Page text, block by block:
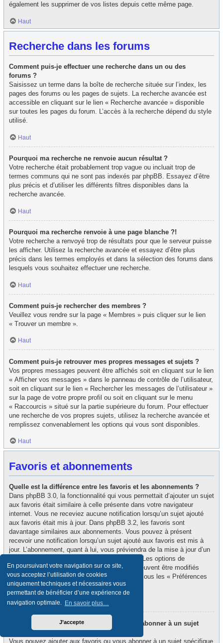
En poursuivant votre navigation sur ce site,
vous acceptez l’utilisation de cookies
uniquement techniques et nécessaires vous
permettant de bénéficier d’une expérience de
navigation optimale. En savoir plus…
J’accepte
également les supprimer de vos listes depuis cette même page.
Haut
Recherche dans les forums
Comment puis-je effectuer une recherche dans un ou des
forums ?
Saisissez un terme dans la boîte de recherche située sur l’index, les
pages des forums ou les pages de sujets. La recherche avancée est
accessible en cliquant sur le lien « Recherche avancée » disponible
sur toutes les pages du forum. L’accès à la recherche dépend du style
utilisé.
Haut
Pourquoi ma recherche ne renvoie aucun résultat ?
Votre recherche était probablement trop vague ou incluait trop de
termes communs qui ne sont pas indexés par phpBB. Essayez d’être
plus précis et d’utiliser les différents filtres disponibles dans la
recherche avancée.
Haut
Pourquoi ma recherche renvoie à une page blanche ?!
Votre recherche a renvoyé trop de résultats pour que le serveur puisse
les afficher. Utilisez la recherche avancée et essayez d’être plus
précis dans les termes employés et dans la sélection des forums dans
lesquels vous souhaitez effectuer une recherche.
Haut
Comment puis-je rechercher des membres ?
Veuillez vous rendre sur la page « Membres » puis cliquer sur le lien
« Trouver un membre ».
Haut
Comment puis-je retrouver mes propres messages et sujets ?
Vos propres messages peuvent être affichés soit en cliquant sur le lien
« Afficher vos messages » dans le panneau de contrôle de l’utilisateur,
soit en cliquant sur le lien « Rechercher les messages de l’utilisateur »
sur la page de votre propre profil ou soit en cliquant sur le menu
« Raccourcis » situé sur la partie supérieure du forum. Pour effectuer
une recherche de vos propres sujets, utilisez la recherche avancée et
remplissez convenablement les options qui vous sont disponibles.
Haut
Favoris et abonnements
Quelle est la différence entre les favoris et les abonnements ?
Dans phpBB 3.0, la fonctionnalité qui vous permettait d’ajouter un sujet
aux favoris était similaire à celle présente dans votre navigateur
internet. Vous ne receviez aucune notification lorsqu’un sujet ajouté
aux favoris était mis à jour. Dans phpBB 3.2, les favoris sont
davantage similaires aux abonnements. Vous pouvez à présent
recevoir une notification lorsqu’un sujet ajouté aux favoris est mis à
jour. L’abonnement, quant à lui, vous préviendra de la mise à jour d’un
forum ou d’un sujet auquel vous êtes abonné. Les options de
notification des favoris et des abonnements peuvent être modifiés
depuis le panneau de contrôle de l’utilisateur, sous les « Préférences
du forum ».
Haut
Comment puis-je ajouter aux favoris ou m’abonner à un sujet
spécifique ?
Vous pouvez ajouter aux favoris ou vous abonner à un sujet spécifique